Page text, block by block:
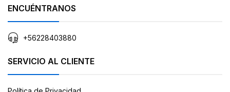
ENCUÉNTRANOS
+56228403880
SERVICIO AL CLIENTE